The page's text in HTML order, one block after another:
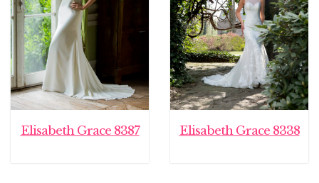
Elisabeth Grace 8387 Elisabeth Grace 8338